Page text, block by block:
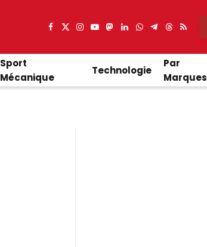
Facebook
X
Instagram
YouTube
Mastodon
LinkedIn
WhatsApp
Partager
Telegram
Threads
RSS
Sport
Mécanique
Technologie
Par
Marques